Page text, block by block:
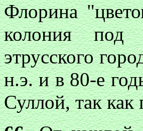
Флорина
колония под
этрусского
н.э. и в 80-е
Суллой, так как